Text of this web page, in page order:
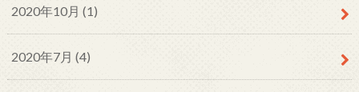
2020年10月 (1)
2020年7月 (4)